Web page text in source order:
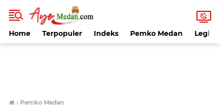
Home Terpopuler Indeks Pemko Medan
› Pemko Medan